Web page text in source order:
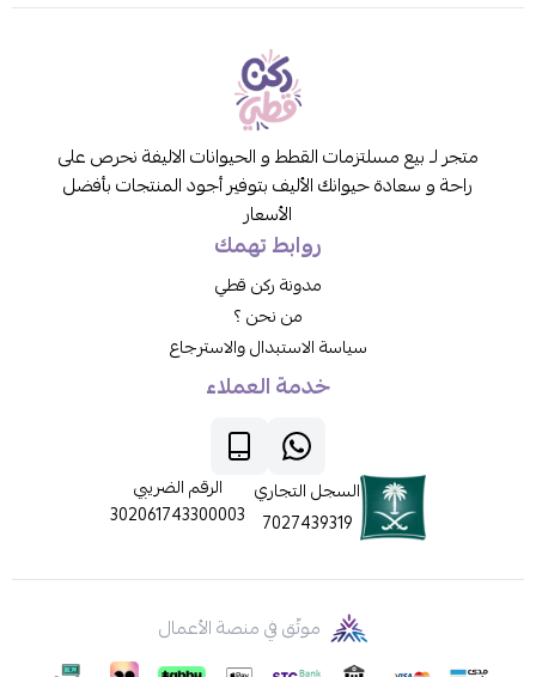
متجر لـ بيع مسلتزمات القطط و الحيوانات الاليفة نحرص على
راحة و سعادة حيوانك الأليف بتوفير أجود المنتجات بأفضل
الأسعار
روابط تهمك
مدونة ركن قطي
من نحن ؟
سياسة الاستبدال والاسترجاع
خدمة العملاء
السجل التجاري
7027439319
الرقم الضريبي
302061743300003
موثّق في منصة الأعمال